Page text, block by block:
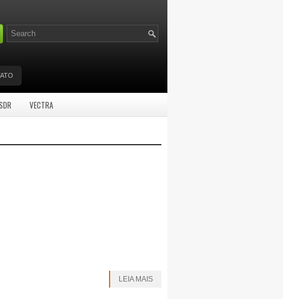
VECTRA
LEIA MAIS